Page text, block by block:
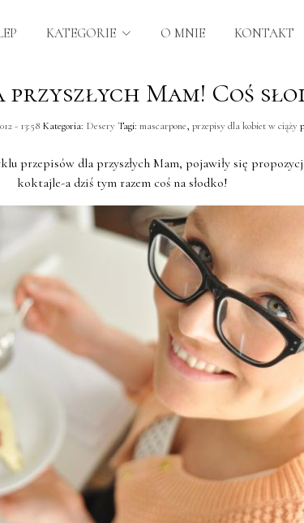
KATEGORIE O MNIE KONTAKT
Mam! Coś
- 13:58Kategoria: DeseryTagi: mascarpone, przepisy dla kobiet w ciąży
przepisów dla przyszłych Mam, pojawiły się
koktajle-a dziś tym razem coś na słodko!